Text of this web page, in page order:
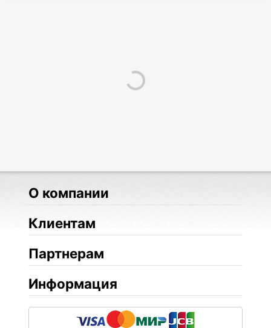
О компании
Клиентам
Партнерам
Информация